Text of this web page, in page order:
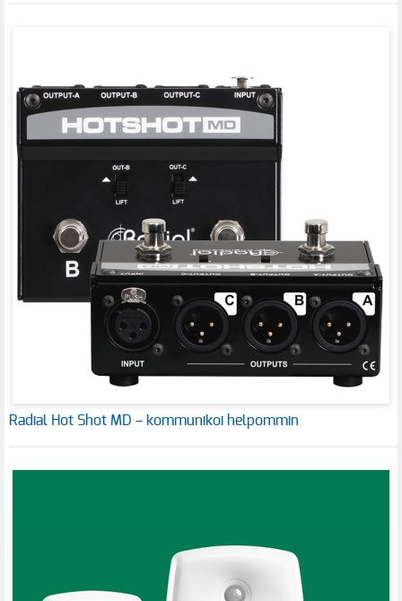
Radial Hot Shot MD – kommunikoi helpommin